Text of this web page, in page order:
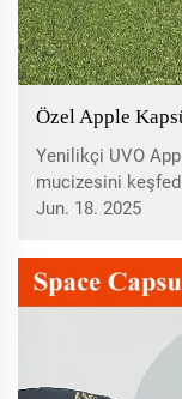
Özel Apple
Yenilikçi UVO
mucizesini
ortamlar, güneş
kırsal alanlar için
enerji maliyetlerini
Jun. 18. 2025